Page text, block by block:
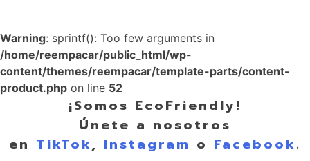
Warning: sprintf(): Too few arguments in
/home/reempacar/public_html/wp-
content/themes/reempacar/template-parts/content-
product.php on line 52
¡Somos EcoFriendly!
Únete a nosotros
en TikTok, Instagram o Facebook.